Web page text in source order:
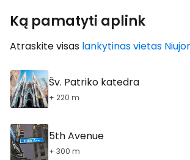
Ką pamatyti aplink
Atraskite visas lankytinas vietas
Šv. Patriko katedra
+ 220 m
5th Avenue
+ 300 m